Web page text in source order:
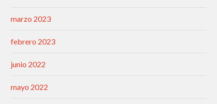
marzo 2023
febrero 2023
junio 2022
mayo 2022